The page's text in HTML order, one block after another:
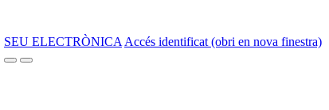
SEU ELECTRÒNICA Accés identificat (obri en nova finestra)